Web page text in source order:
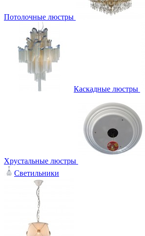
Потолочные люстры
Каскадные люстры
Хрустальные люстры
Светильники